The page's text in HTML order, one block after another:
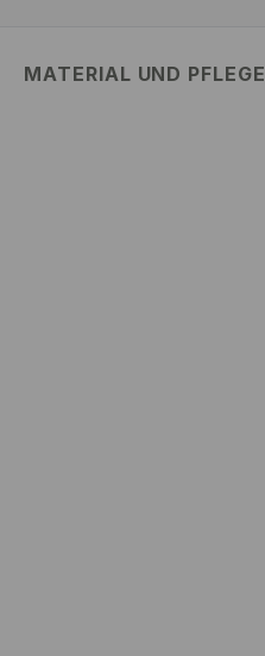
MATERIAL UND PFLEGE